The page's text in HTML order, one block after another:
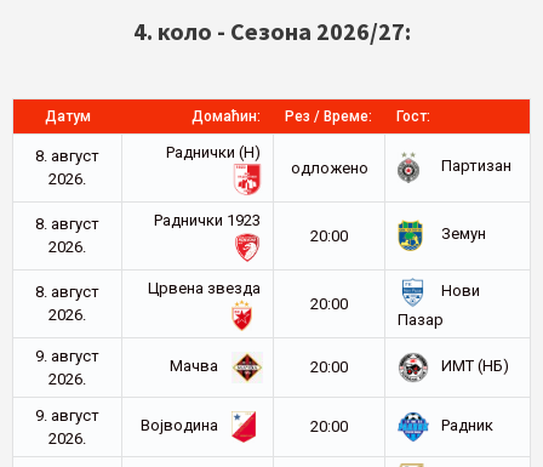
4. коло - Сезона 2026/27:
Датум Домаћин: Рез / Време: Гост:
8. август
2026.
Раднички (Н)
oдложено
Партизан
8. август
2026.
Раднички 1923
20:00
Земун
8. август
2026.
Црвена звезда
20:00
Нови
Пазар
9. август
2026.
Мачва 20:00 ИМТ (НБ)
9. август
2026.
Војводина 20:00 Радник